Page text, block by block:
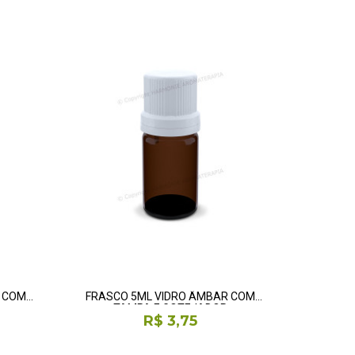
FRASCO 5ML VIDRO ÂMBAR COM
TAMPA E GOTEJADOR
R$ 3,75